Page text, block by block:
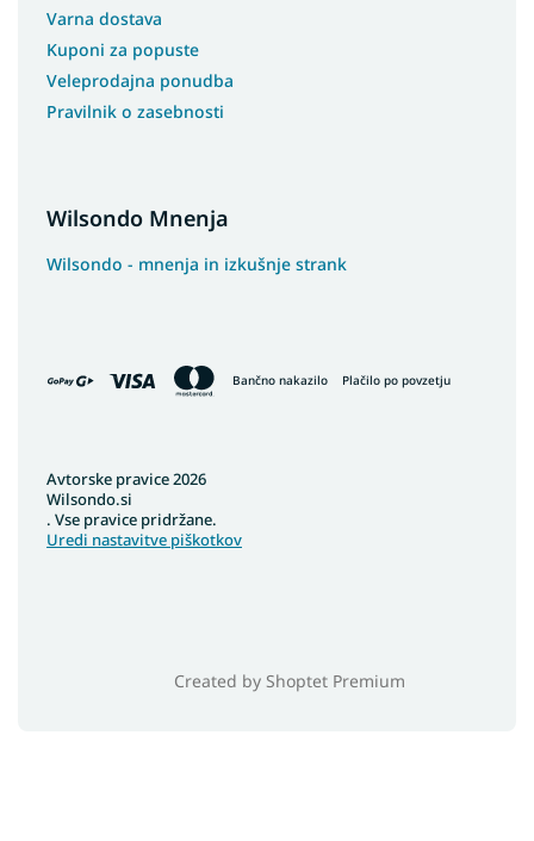
Varna dostava
Kuponi za popuste
Veleprodajna ponudba
Pravilnik o zasebnosti
Wilsondo Mnenja
Wilsondo - mnenja in izkušnje strank
Bančno nakazilo Plačilo po povzetju
Created by Shoptet Premium
Avtorske pravice 2026
Wilsondo.si
. Vse pravice pridržane.
Uredi nastavitve piškotkov